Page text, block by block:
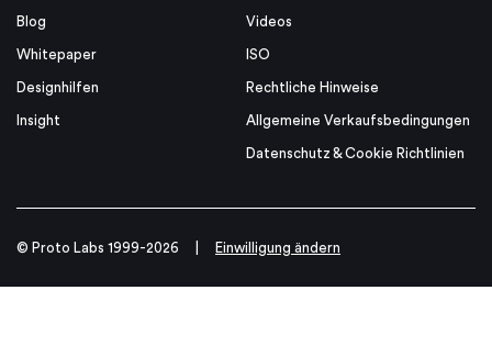
Blog
Whitepaper
Designhilfen
Insight
Videos
ISO
Rechtliche Hinweise
Allgemeine Verkaufsbedingungen
Datenschutz & Cookie Richtlinien
© Proto Labs 1999-2026 Einwilligung ändern